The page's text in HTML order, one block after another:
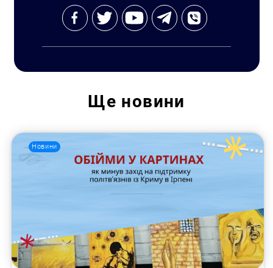
Ще новини
Новини